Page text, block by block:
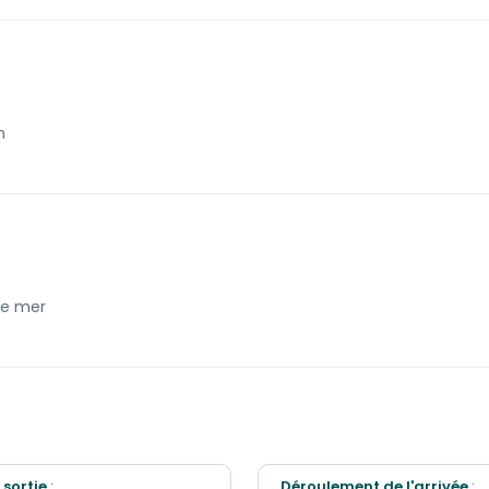
matelas au sol et votre nuit à La Belle Etoile peut
mer